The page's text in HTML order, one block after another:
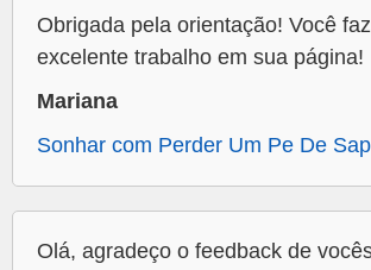
Obrigada pela orientação! Você
excelente trabalho em sua página!
Mariana
Sonhar com Perder Um Pe De
Olá, agradeço o feedback de